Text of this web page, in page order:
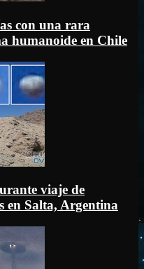
con una rara
humanoide en Chile
viaje de
en Salta, Argentina